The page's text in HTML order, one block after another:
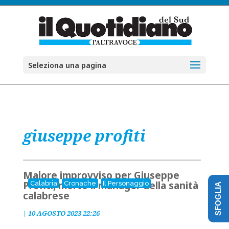
Seleziona una pagina
giuseppe profiti
Calabria Cronache Il Personaggio
Malore improvviso per Giuseppe
Profiti, morto il manager della sanità
calabrese
| 10 AGOSTO 2023 22:26 SFOGLIA